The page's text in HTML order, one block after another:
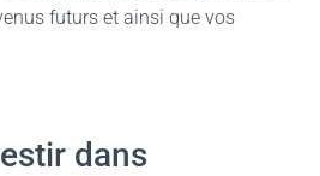
futurs et ainsi que vos
dans